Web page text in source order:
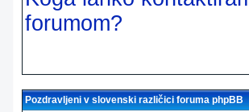
forumom?
Pozdravljeni v slovenski različici foruma phpBB